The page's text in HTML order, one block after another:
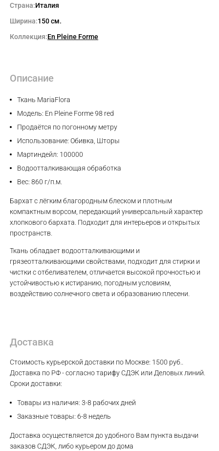
Страна:Италия
Ширина:150 см.
Коллекция:En Pleine Forme
Описание
Ткань MariaFlora
Модель: En Pleine Forme 98 red
Продаётся по погонному метру
Использование: Обивка, Шторы
Мартиндейл: 100000
Водоотталкивающая обработка
Вес: 860 г/п.м.
Бархат с лёгким благородным блеском и плотным
компактным ворсом, передающий универсальный характер
хлопкового бархата. Подходит для интерьеров и открытых
пространств.
Ткань обладает водоотталкивающими и
грязеотталкивающими свойствами, подходит для стирки и
чистки с отбеливателем, отличается высокой прочностью и
устойчивостью к истиранию, погодным условиям,
воздействию солнечного света и образованию плесени.
Доставка
Стоимость курьерской доставки по Москве: 1500 руб..
Доставка по РФ - согласно тарифу СДЭК или Деловых линий.
Сроки доставки:
Товары из наличия: 3-8 рабочих дней
Заказные товары: 6-8 недель
Доставка осуществляется до удобного Вам пункта выдачи
заказов СДЭК, либо курьером до дома